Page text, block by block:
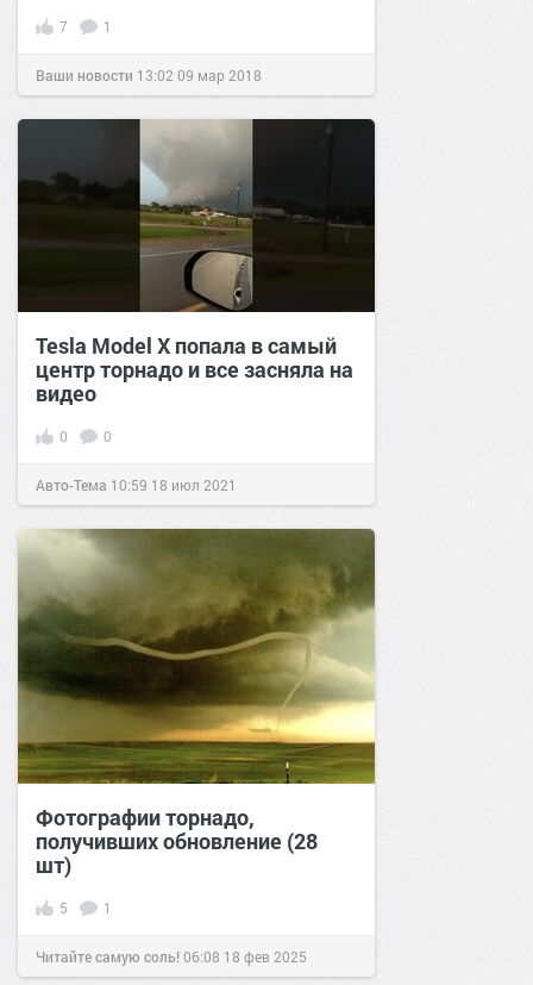
7 1
Ваши новости 13:02 09 мар 2018
Tesla Model X попала в самый
центр торнадо и все засняла на
видео
0 0
Авто-Тема 10:59 18 июл 2021
Фотографии торнадо,
получивших обновление (28
шт)
5 1
Читайте самую соль!06:08 18 фев 2025